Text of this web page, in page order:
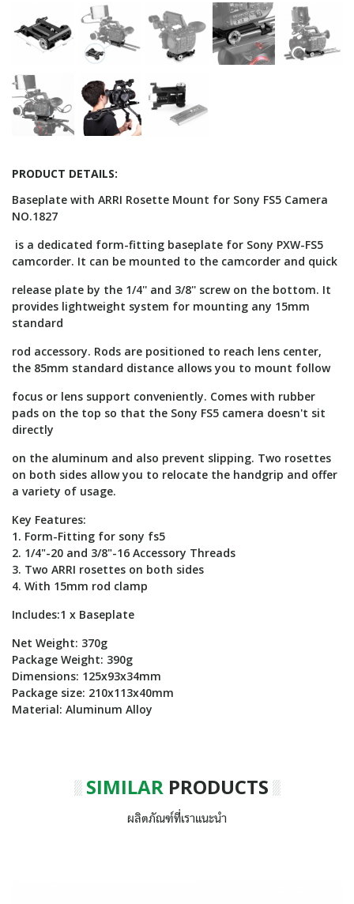
PRODUCT DETAILS:
Baseplate with ARRI Rosette Mount for Sony FS5 Camera
NO.1827
is a dedicated form-fitting baseplate for Sony PXW-FS5
camcorder. It can be mounted to the camcorder and quick
release plate by the 1/4'' and 3/8'' screw on the bottom. It
provides lightweight system for mounting any 15mm
standard
rod accessory. Rods are positioned to reach lens center,
the 85mm standard distance allows you to mount follow
focus or lens support conveniently. Comes with rubber
pads on the top so that the Sony FS5 camera doesn't sit
directly
on the aluminum and also prevent slipping. Two rosettes
on both sides allow you to relocate the handgrip and offer
a variety of usage.
Key Features:
1. Form-Fitting for sony fs5
2. 1/4"-20 and 3/8"-16 Accessory Threads
3. Two ARRI rosettes on both sides
4. With 15mm rod clamp
Includes:1 x Baseplate
Net Weight: 370g
Package Weight: 390g
Dimensions: 125x93x34mm
Package size: 210x113x40mm
Material: Aluminum Alloy
SIMILARPRODUCTS
ผลิตภัณฑ์ที่เราแนะนำ